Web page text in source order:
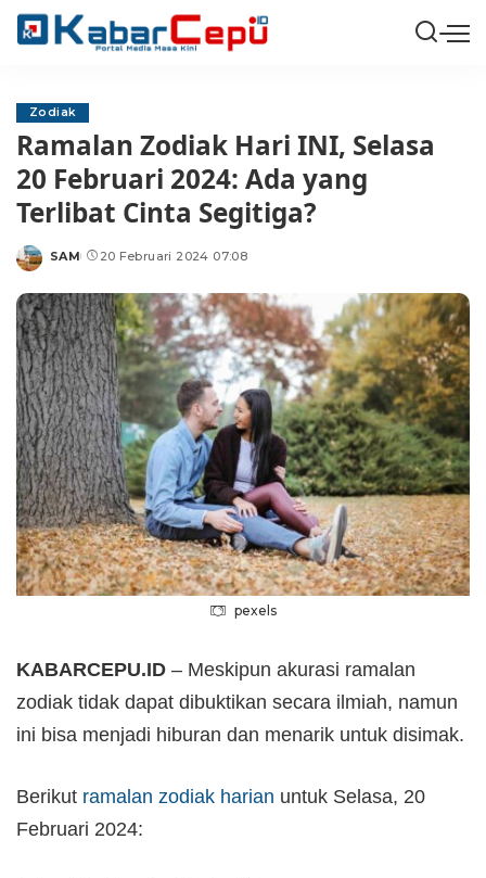
Zodiak
Ramalan Zodiak Hari INI, Selasa
20 Februari 2024: Ada yang
Terlibat Cinta Segitiga?
Posted
SAM 20 Februari 2024 07:08
pexels
KABARCEPU.ID – Meskipun akurasi ramalan
zodiak tidak dapat dibuktikan secara ilmiah, namun
ini bisa menjadi hiburan dan menarik untuk disimak.
Berikut ramalan zodiak harian untuk Selasa, 20
Februari 2024: